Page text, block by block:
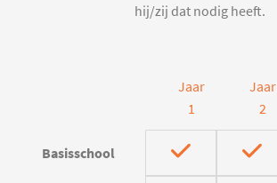
hij/zij dat nodig heeft.
Jaar
1
Jaar
2
Basisschool